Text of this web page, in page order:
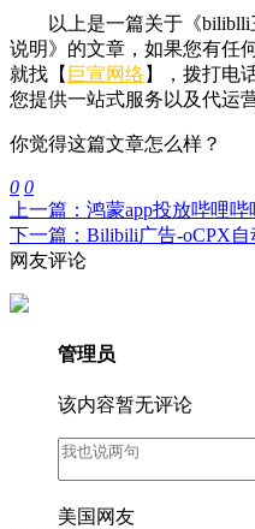
以上是一篇关于《biliblli
说明》 的文章，如果您有任
就找【 巨宣网络】
，拨打电
您提供一站式服务以及代运
你觉得这篇文章怎么样？
0 0
上一篇：鸿蒙app投放哔哩
下一篇：Bilibili广告-oCPX自
网友评论
管理员
该内容暂无评论
美国网友